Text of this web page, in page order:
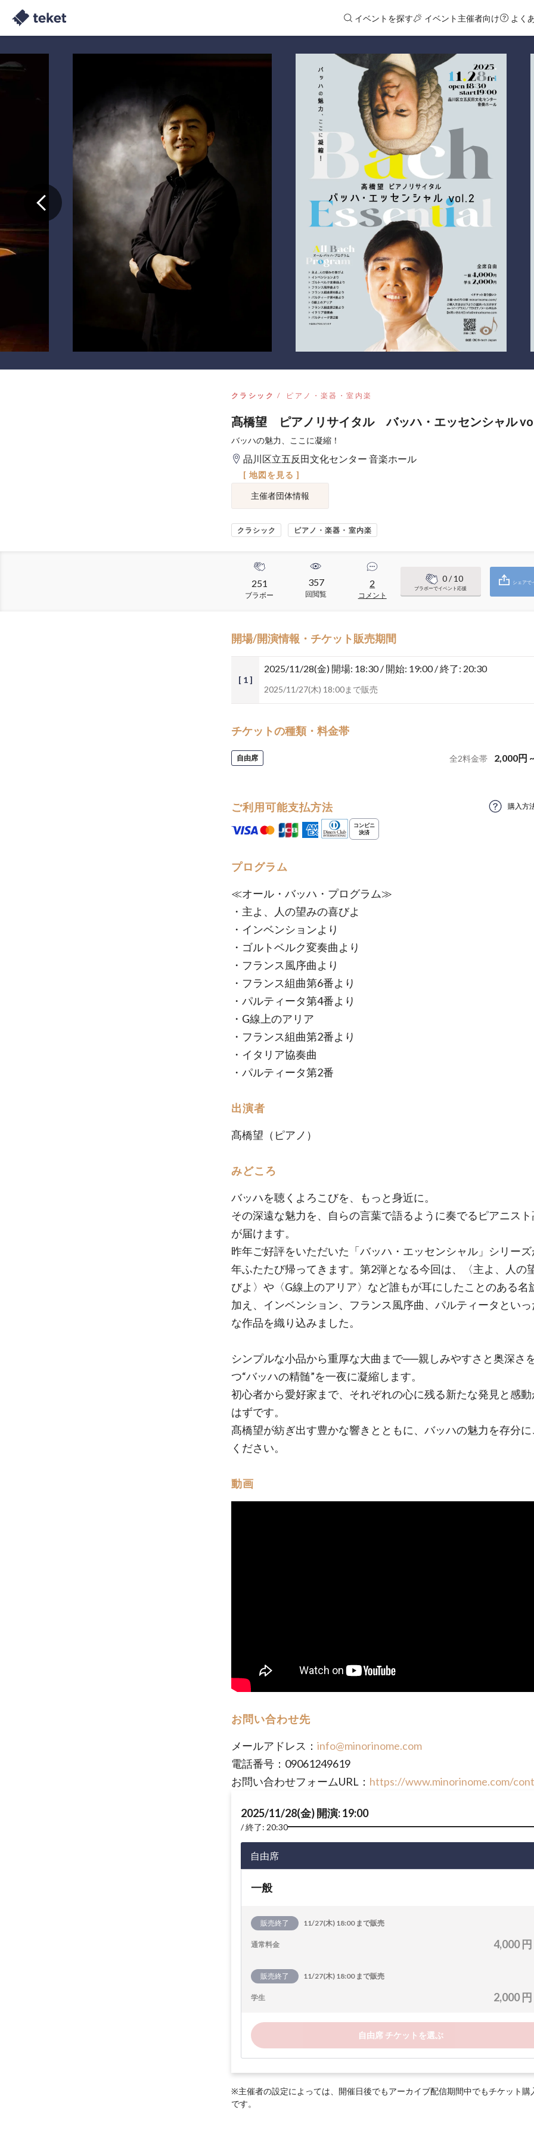
イベントを探す イベント主催者向け よく
クラシック ピアノ・楽器・室内楽
髙橋望 ピアノリサイタル バッハ・エッセンシャル
バッハの魅力、ここに凝縮！
品川区立五反田文化センター 音楽ホール
[ 地図を見る ]
主催者団体情報
クラシック ピアノ・楽器・室内楽
251
ブラボー
357
回閲覧
2
コメント
0/ 10
ブラボーでイベント応援
シェアで
開場/開演情報・チケット販売期間
[ 1 ]
2025/11/28(金) 開場: 18:30 / 開始: 19:00 / 終了: 20:30
2025/11/27(木) 18:00まで販売
チケットの種類・料金帯
自由席 全2料金帯 2,000円
ご利用可能支払方法 購入方
プログラム
≪オール・バッハ・プログラム≫
・主よ、人の望みの喜びよ
・インベンションより
・ゴルトベルク変奏曲より
・フランス風序曲より
・フランス組曲第6番より
・パルティータ第4番より
・G線上のアリア
・フランス組曲第2番より
・イタリア協奏曲
・パルティータ第2番
出演者
髙橋望（ピアノ）
みどころ
バッハを聴くよろこびを、もっと身近に。
その深遠な魅力を、自らの言葉で語るように奏でるピアニス
が届けます。
昨年ご好評をいただいた「バッハ・エッセンシャル」シリー
年ふたたび帰ってきます。第2弾となる今回は、〈主よ、人の
びよ〉や〈G線上のアリア〉など誰もが耳にしたことのある名
加え、インベンション、フランス風序曲、パルティータとい
な作品を織り込みました。
シンプルな小品から重厚な大曲まで──親しみやすさと奥深さ
つ“バッハの精髄”を一夜に凝縮します。
初心者から愛好家まで、それぞれの心に残る新たな発見と感
はずです。
髙橋望が紡ぎ出す豊かな響きとともに、バッハの魅力を存分
ください。
動画
お問い合わせ先
メールアドレス： info@minorinome.com
電話番号：09061249619
お問い合わせフォームURL： https://www.minorinome.com/
2025/11/28(金) 開演: 19:00
終了: 20:30
自由席
一般
販売終了 11/27(木) 18:00 まで販売
通常料金 4,000 円
販売終了 11/27(木) 18:00 まで販売
学生 2,000 円
自由席 チケットを選ぶ
※主催者の設定によっては、開催日後でもアーカイブ配信期間中でもチケット購
です。